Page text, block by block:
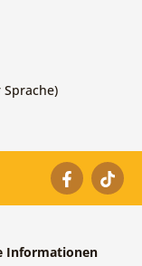
Informationen